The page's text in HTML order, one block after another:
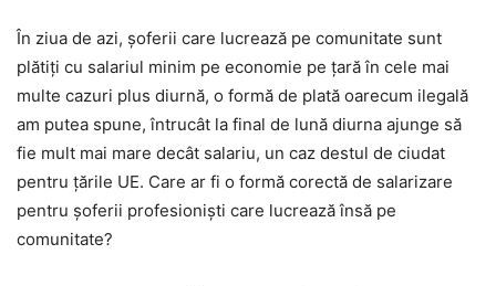
În ziua de azi, șoferii care lucrează pe comunitate sunt
plătiți cu salariul minim pe economie pe țară în cele mai
multe cazuri plus diurnă, o formă de plată oarecum ilegală
am putea spune, întrucât la final de lună diurna ajunge să
fie mult mai mare decât salariu, un caz destul de ciudat
pentru țările UE. Care ar fi o formă corectă de salarizare
pentru șoferii profesioniști care lucrează însă pe
comunitate?